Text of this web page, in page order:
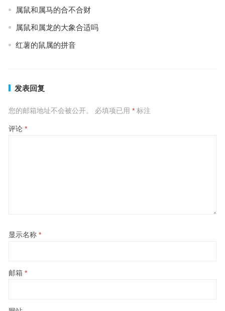
属鼠和属马的合不合财
属鼠和属龙的大象合适吗
红薯的鼠属的拼音
发表回复
您的邮箱地址不会被公开。 必填项已用 *标注
评论 *
显示名称 *
邮箱 *